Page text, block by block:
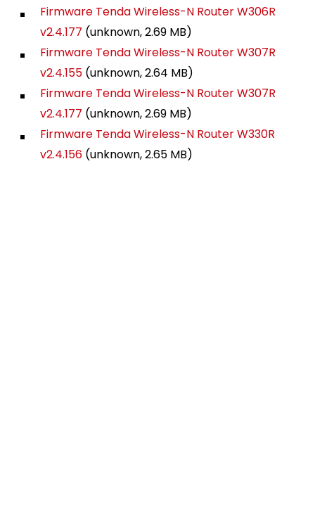
Firmware Tenda Wireless-N Router W306R
v2.4.177 (unknown, 2.69 MB)
Firmware Tenda Wireless-N Router W307R
v2.4.155 (unknown, 2.64 MB)
Firmware Tenda Wireless-N Router W307R
v2.4.177 (unknown, 2.69 MB)
Firmware Tenda Wireless-N Router W330R
v2.4.156 (unknown, 2.65 MB)